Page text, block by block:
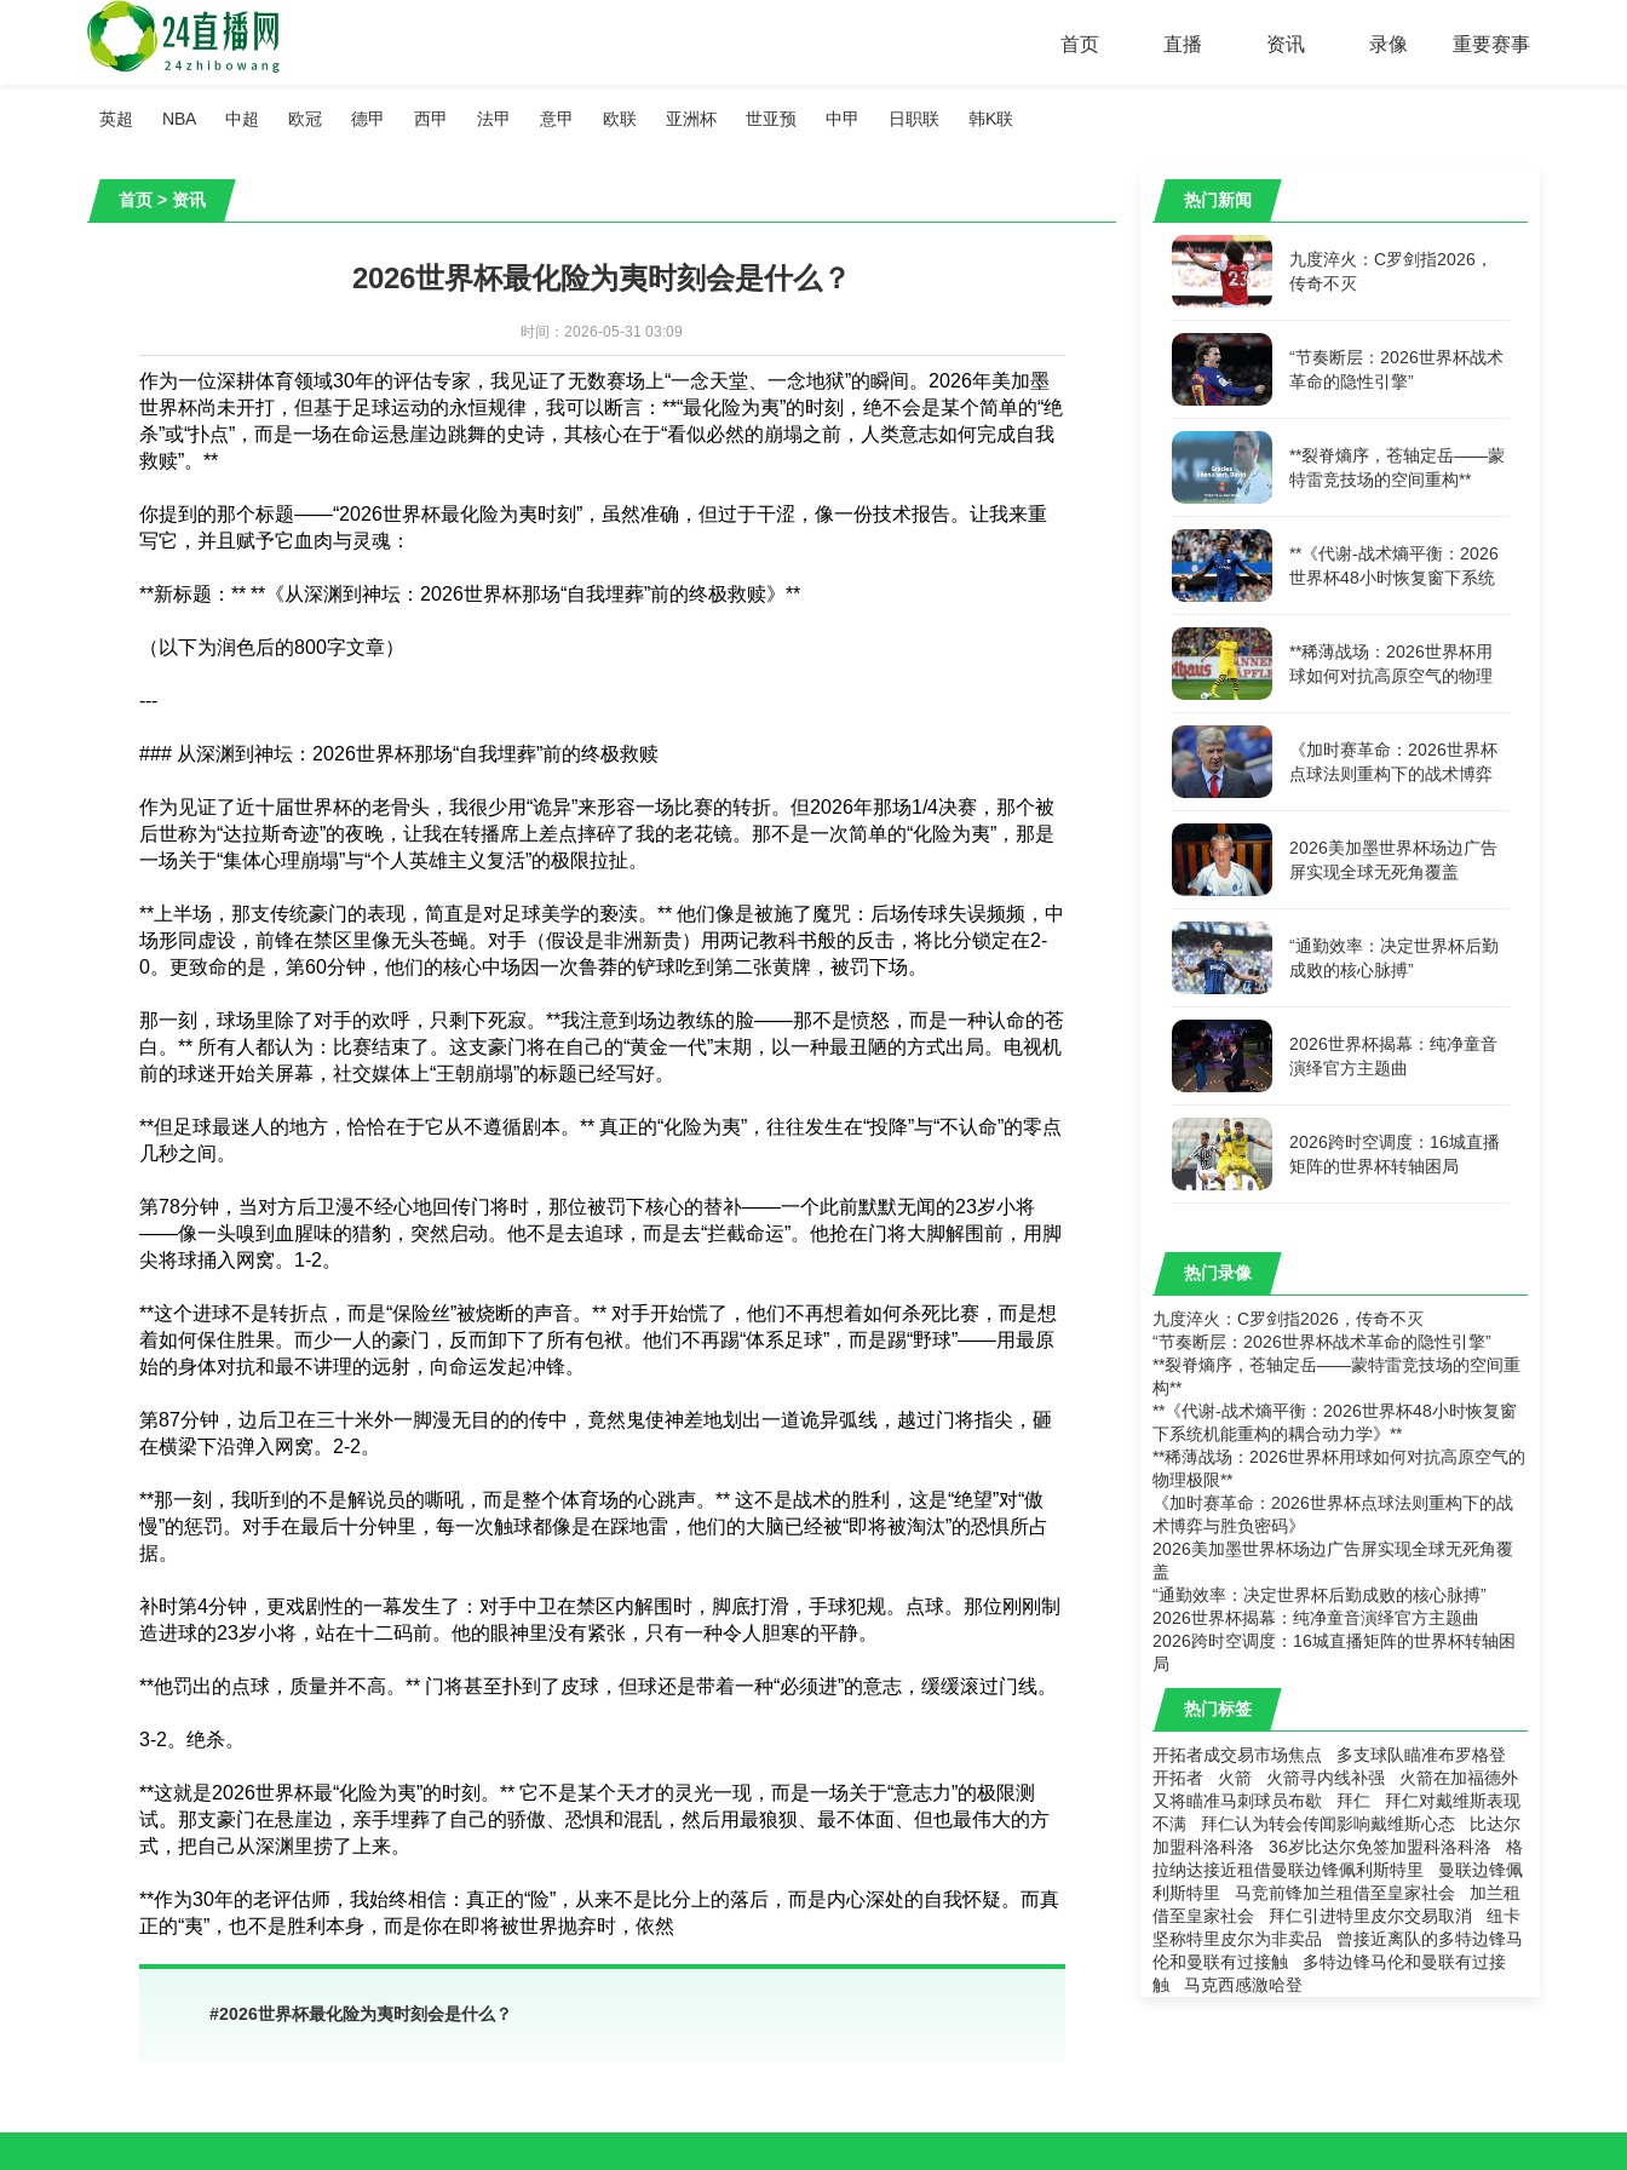
首页 直播 资讯 录像 重要赛事
英超 NBA 中超 欧冠 德甲 西甲 法甲 意甲 欧联 亚洲杯 世亚预 中甲 日职联 韩K联
首页 > 资讯
2026世界杯最化险为夷时刻会是什么？
时间：2026-05-31 03:09
作为一位深耕体育领域30年的评估专家，我见证了无数赛场上“一念天堂、一念地狱”的瞬间。2026年美加墨
世界杯尚未开打，但基于足球运动的永恒规律，我可以断言：**“最化险为夷”的时刻，绝不会是某个简单的“绝
杀”或“扑点”，而是一场在命运悬崖边跳舞的史诗，其核心在于“看似必然的崩塌之前，人类意志如何完成自我
救赎”。**
你提到的那个标题——“2026世界杯最化险为夷时刻”，虽然准确，但过于干涩，像一份技术报告。让我来重
写它，并且赋予它血肉与灵魂：
**新标题：** **《从深渊到神坛：2026世界杯那场“自我埋葬”前的终极救赎》**
（以下为润色后的800字文章）
---
### 从深渊到神坛：2026世界杯那场“自我埋葬”前的终极救赎
作为见证了近十届世界杯的老骨头，我很少用“诡异”来形容一场比赛的转折。但2026年那场1/4决赛，那个被
后世称为“达拉斯奇迹”的夜晚，让我在转播席上差点摔碎了我的老花镜。那不是一次简单的“化险为夷”，那是
一场关于“集体心理崩塌”与“个人英雄主义复活”的极限拉扯。
**上半场，那支传统豪门的表现，简直是对足球美学的亵渎。** 他们像是被施了魔咒：后场传球失误频频，中
场形同虚设，前锋在禁区里像无头苍蝇。对手（假设是非洲新贵）用两记教科书般的反击，将比分锁定在2-
0。更致命的是，第60分钟，他们的核心中场因一次鲁莽的铲球吃到第二张黄牌，被罚下场。
那一刻，球场里除了对手的欢呼，只剩下死寂。**我注意到场边教练的脸——那不是愤怒，而是一种认命的苍
白。** 所有人都认为：比赛结束了。这支豪门将在自己的“黄金一代”末期，以一种最丑陋的方式出局。电视机
前的球迷开始关屏幕，社交媒体上“王朝崩塌”的标题已经写好。
**但足球最迷人的地方，恰恰在于它从不遵循剧本。** 真正的“化险为夷”，往往发生在“投降”与“不认命”的零点
几秒之间。
第78分钟，当对方后卫漫不经心地回传门将时，那位被罚下核心的替补——一个此前默默无闻的23岁小将
——像一头嗅到血腥味的猎豹，突然启动。他不是去追球，而是去“拦截命运”。他抢在门将大脚解围前，用脚
尖将球捅入网窝。1-2。
**这个进球不是转折点，而是“保险丝”被烧断的声音。** 对手开始慌了，他们不再想着如何杀死比赛，而是想
着如何保住胜果。而少一人的豪门，反而卸下了所有包袱。他们不再踢“体系足球”，而是踢“野球”——用最原
始的身体对抗和最不讲理的远射，向命运发起冲锋。
第87分钟，边后卫在三十米外一脚漫无目的的传中，竟然鬼使神差地划出一道诡异弧线，越过门将指尖，砸
在横梁下沿弹入网窝。2-2。
**那一刻，我听到的不是解说员的嘶吼，而是整个体育场的心跳声。** 这不是战术的胜利，这是“绝望”对“傲
慢”的惩罚。对手在最后十分钟里，每一次触球都像是在踩地雷，他们的大脑已经被“即将被淘汰”的恐惧所占
据。
补时第4分钟，更戏剧性的一幕发生了：对手中卫在禁区内解围时，脚底打滑，手球犯规。点球。那位刚刚制
造进球的23岁小将，站在十二码前。他的眼神里没有紧张，只有一种令人胆寒的平静。
**他罚出的点球，质量并不高。** 门将甚至扑到了皮球，但球还是带着一种“必须进”的意志，缓缓滚过门线。
3-2。绝杀。
**这就是2026世界杯最“化险为夷”的时刻。** 它不是某个天才的灵光一现，而是一场关于“意志力”的极限测
试。那支豪门在悬崖边，亲手埋葬了自己的骄傲、恐惧和混乱，然后用最狼狈、最不体面、但也最伟大的方
式，把自己从深渊里捞了上来。
**作为30年的老评估师，我始终相信：真正的“险”，从来不是比分上的落后，而是内心深处的自我怀疑。而真
正的“夷”，也不是胜利本身，而是你在即将被世界抛弃时，依然
#2026世界杯最化险为夷时刻会是什么？
热门新闻
九度淬火：C罗剑指2026，
传奇不灭
“节奏断层：2026世界杯战术
革命的隐性引擎”
**裂脊熵序，苍轴定岳——蒙
特雷竞技场的空间重构**
**《代谢-战术熵平衡：2026
世界杯48小时恢复窗下系统
**稀薄战场：2026世界杯用
球如何对抗高原空气的物理
《加时赛革命：2026世界杯
点球法则重构下的战术博弈
2026美加墨世界杯场边广告
屏实现全球无死角覆盖
“通勤效率：决定世界杯后勤
成败的核心脉搏”
2026世界杯揭幕：纯净童音
演绎官方主题曲
2026跨时空调度：16城直播
矩阵的世界杯转轴困局
热门录像
九度淬火：C罗剑指2026，传奇不灭
“节奏断层：2026世界杯战术革命的隐性引擎”
**裂脊熵序，苍轴定岳——蒙特雷竞技场的空间重
构**
**《代谢-战术熵平衡：2026世界杯48小时恢复窗
下系统机能重构的耦合动力学》**
**稀薄战场：2026世界杯用球如何对抗高原空气的
物理极限**
《加时赛革命：2026世界杯点球法则重构下的战
术博弈与胜负密码》
2026美加墨世界杯场边广告屏实现全球无死角覆
盖
“通勤效率：决定世界杯后勤成败的核心脉搏”
2026世界杯揭幕：纯净童音演绎官方主题曲
2026跨时空调度：16城直播矩阵的世界杯转轴困
局
热门标签
开拓者成交易市场焦点
多支球队瞄准布罗格登
开拓者
火箭 火箭寻内线补强
火箭在加福德外
又将瞄准马刺球员布歇
拜仁
拜仁对戴维斯表现
不满
拜仁认为转会传闻影响戴维斯心态
比达尔
加盟科洛科洛
36岁比达尔免签加盟科洛科洛
格
拉纳达接近租借曼联边锋佩利斯特里
曼联边锋佩
利斯特里
马竞前锋加兰租借至皇家社会
加兰租
借至皇家社会
拜仁引进特里皮尔交易取消
纽卡
坚称特里皮尔为非卖品
曾接近离队的多特边锋马
伦和曼联有过接触
多特边锋马伦和曼联有过接
触
马克西感激哈登